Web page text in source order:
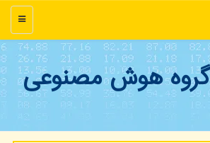
منو
گروه هوش مصنوعی